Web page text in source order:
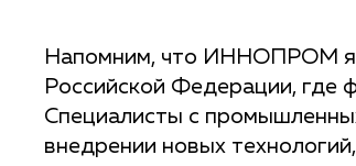
Напомним, что ИННОПРОМ
Российской Федерации, где
Специалисты с
внедрении новых